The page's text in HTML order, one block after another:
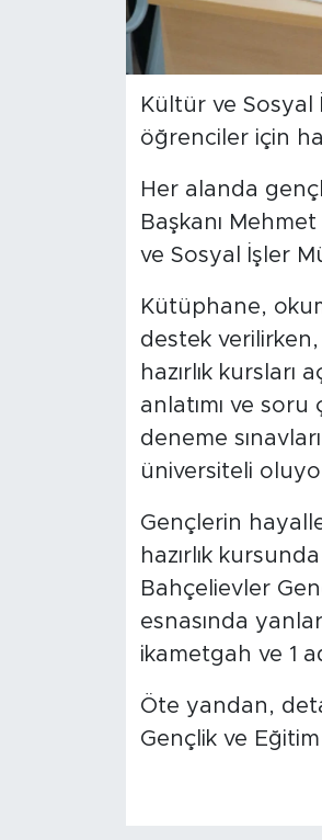
Kültür ve Sosyal
öğrenciler için
Her alanda
Başkanı
ve Sosyal İşler
Kütüphane,
destek
hazırlık kursları
anlatımı ve
deneme
üniversiteli
Gençlerin
hazırlık
Bahçelievler
esnasında
ikametgah ve 1
Öte yandan,
Gençlik ve